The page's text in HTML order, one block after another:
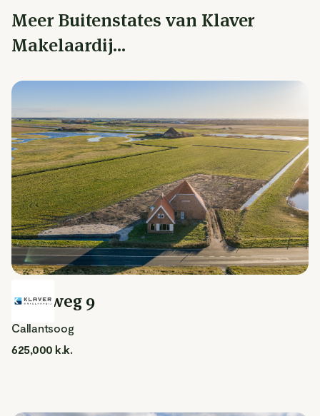
Meer Buitenstates van Klaver
Makelaardij...
Duinweg 9
Callantsoog
625,000 k.k.